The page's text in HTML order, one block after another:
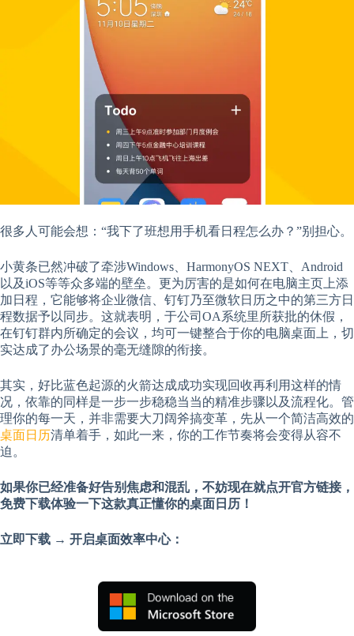
很多人可能会想：“我下了班想用手机看日程怎么办？”别担心。
小黄条已然冲破了牵涉Windows、HarmonyOS NEXT、Android
以及iOS等等众多端的壁垒。更为厉害的是如何在电脑主页上添
加日程，它能够将企业微信、钉钉乃至微软日历之中的第三方日
程数据予以同步。这就表明，于公司OA系统里所获批的休假，
在钉钉群内所确定的会议，均可一键整合于你的电脑桌面上，切
实达成了办公场景的毫无缝隙的衔接。
其实，好比蓝色起源的火箭达成成功实现回收再利用这样的情
况，依靠的同样是一步一步稳稳当当的精准步骤以及流程化。管
理你的每一天，并非需要大刀阔斧搞变革，先从一个简洁高效的
桌面日历清单着手，如此一来，你的工作节奏将会变得从容不
迫。
如果你已经准备好告别焦虑和混乱，不妨现在就点开官方链接，
免费下载体验一下这款真正懂你的桌面日历！
立即下载 → 开启桌面效率中心：